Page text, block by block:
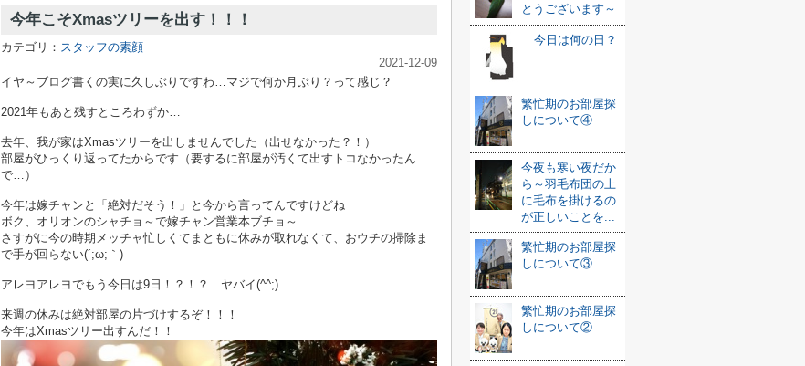
今年こそXmasツリーを出す！！！
カテゴリ： スタッフの素顔
2021-12-09
イヤ～ブログ書くの実に久しぶりですわ…マジで何か月ぶり？って感じ？
2021年もあと残すところわずか…
去年、我が家はXmasツリーを出しませんでした（出せなかった？！）
部屋がひっくり返ってたからです（要するに部屋が汚くて出すトコなかったん
で…）
今年は嫁チャンと「絶対だそう！」と今から言ってんですけどね
ボク、オリオンのシャチョ～で嫁チャン営業本ブチョ～
さすがに今の時期メッチャ忙しくてまともに休みが取れなくて、おウチの掃除ま
で手が回らない(´;ω;｀)
アレヨアレヨでもう今日は9日！？！？…ヤバイ(^^;)
来週の休みは絶対部屋の片づけするぞ！！！
今年はXmasツリー出すんだ！！
とうございます～
今日は何の日？
繁忙期のお部屋探
しについて④
今夜も寒い夜だか
ら～羽毛布団の上
に毛布を掛けるの
が正しいことを...
繁忙期のお部屋探
しについて③
繁忙期のお部屋探
しについて②